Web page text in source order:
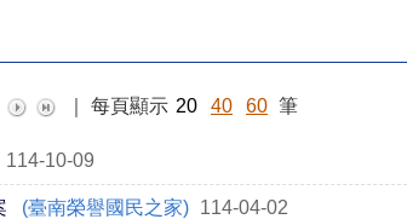
每頁顯示 20 40 60 筆
114-10-09
(臺南榮譽國民之家) 114-04-02